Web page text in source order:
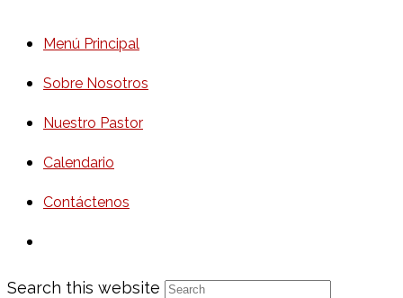
Menú Principal
Sobre Nosotros
Nuestro Pastor
Calendario
Contáctenos
Search this website